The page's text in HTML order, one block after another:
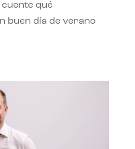
qué
buen día de verano